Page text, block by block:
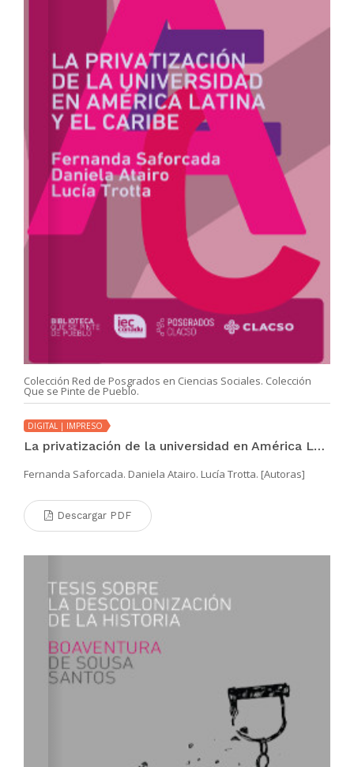
Colección Red de Posgrados en Ciencias Sociales. Colección
Que se Pinte de Pueblo.
DIGITAL | IMPRESO
La privatización de la universidad en América Latina y El Caribe
Fernanda Saforcada. Daniela Atairo. Lucía Trotta. [Autoras]
Descargar PDF